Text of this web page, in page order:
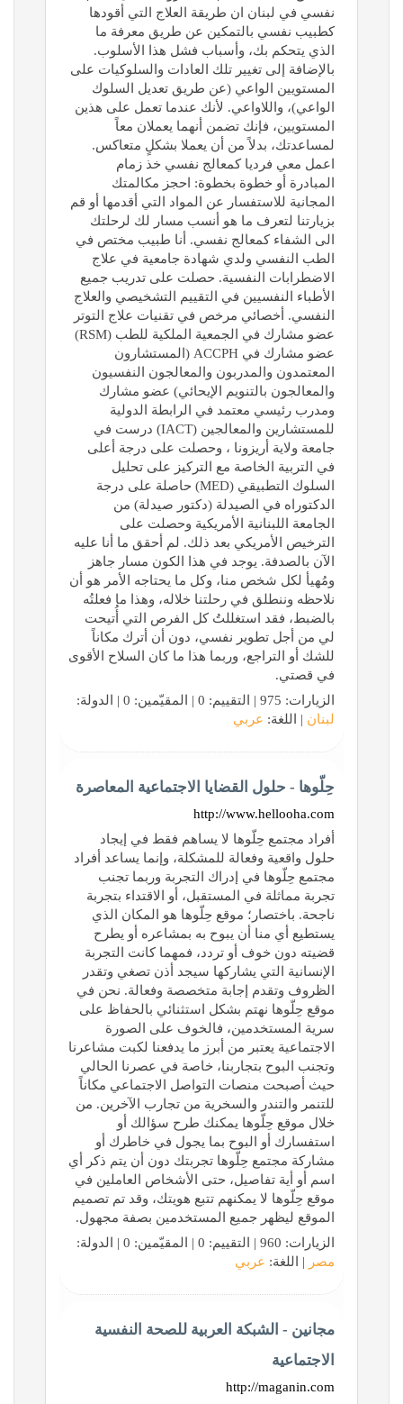
نفسي في لبنان ان طريقة العلاج التي أقودها
كطبيب نفسي بالتمكين عن طريق معرفة ما
الذي يتحكم بك، وأسباب فشل هذا الأسلوب.
بالإضافة إلى تغيير تلك العادات والسلوكيات على
المستويين الواعي (عن طريق تعديل السلوك
الواعي)، واللاواعي. لأنك عندما تعمل على هذين
المستويين، فإنك تضمن أنهما يعملان معاً
لمساعدتك، بدلاً من أن يعملا بشكلٍ متعاكس.
اعمل معي فرديا كمعالج نفسي خذ زمام
المبادرة أو خطوة بخطوة: احجز مكالمتك
المجانية للاستفسار عن المواد التي أقدمها أو قم
بزيارتنا لتعرف ما هو أنسب مسار لك لرحلتك
الى الشفاء كمعالج نفسي. أنا طبيب مختص في
الطب النفسي ولدي شهادة جامعية في علاج
الاضطرابات النفسية. حصلت على تدريب جميع
الأطباء النفسيين في التقييم التشخيصي والعلاج
النفسي. أخصائي مرخص في تقنيات علاج التوتر
عضو مشارك في الجمعية الملكية للطب (RSM)
عضو مشارك في ACCPH (المستشارون
المعتمدون والمدربون والمعالجون النفسيون
والمعالجون بالتنويم الإيحائي) عضو مشارك
ومدرب رئيسي معتمد في الرابطة الدولية
للمستشارين والمعالجين (IACT) درست في
جامعة ولاية أريزونا ، وحصلت على درجة أعلى
في التربية الخاصة مع التركيز على تحليل
السلوك التطبيقي (MED) حاصلة على درجة
الدكتوراه في الصيدلة (دكتور صيدلة) من
الجامعة اللبنانية الأمريكية وحصلت على
الترخيص الأمريكي بعد ذلك. لم أحقق ما أنا عليه
الآن بالصدفة. يوجد في هذا الكون مسار جاهز
ومُهيأ لكل شخص منا، وكل ما يحتاجه الأمر هو أن
نلاحظه وننطلق في رحلتنا خلاله، وهذا ما فعلتُه
بالضبط، فقد استغللتُ كل الفرص التي أُتيحت
لي من أجل تطوير نفسي، دون أن أترك مكاناً
للشك أو التراجع، وربما هذا ما كان السلاح الأقوى
في قصتي.
الزيارات: 975 | التقييم: 0 | المقيّمين: 0 | الدولة:
لبنان | اللغة: عربي
حِلّوها - حلول القضايا الاجتماعية المعاصرة
http://www.hellooha.com
أفراد مجتمع حِلّوها لا يساهم فقط في إيجاد
حلول واقعية وفعالة للمشكلة، وإنما يساعد أفراد
مجتمع حِلّوها في إدراك التجربة وربما تجنب
تجربة مماثلة في المستقبل، أو الاقتداء بتجربة
ناجحة. باختصار؛ موقع حِلّوها هو المكان الذي
يستطيع أي منا أن يبوح به بمشاعره أو يطرح
قضيته دون خوف أو تردد، فمهما كانت التجربة
الإنسانية التي يشاركها سيجد أذن تصغي وتقدر
الظروف وتقدم إجابة متخصصة وفعالة. نحن في
موقع حِلّوها نهتم بشكل استثنائي بالحفاظ على
سرية المستخدمين، فالخوف على الصورة
الاجتماعية يعتبر من أبرز ما يدفعنا لكبت مشاعرنا
وتجنب البوح بتجاربنا، خاصة في عصرنا الحالي
حيث أصبحت منصات التواصل الاجتماعي مكاناً
للتنمر والتندر والسخرية من تجارب الآخرين. من
خلال موقع حِلّوها يمكنك طرح سؤالك أو
استفسارك أو البوح بما يجول في خاطرك أو
مشاركة مجتمع حِلّوها تجربتك دون أن يتم ذكر أي
اسم أو أية تفاصيل، حتى الأشخاص العاملين في
موقع حِلّوها لا يمكنهم تتبع هويتك، وقد تم تصميم
الموقع ليظهر جميع المستخدمين بصفة مجهول.
الزيارات: 960 | التقييم: 0 | المقيّمين: 0 | الدولة:
مصر | اللغة: عربي
مجانين - الشبكة العربية للصحة النفسية
الاجتماعية
http://maganin.com